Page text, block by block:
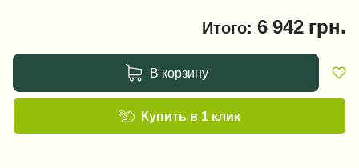
Итого: 6 942 грн.
В корзину
Купить в 1 клик